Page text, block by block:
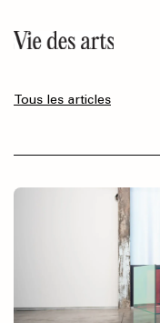
au
contenu
Tous les articles